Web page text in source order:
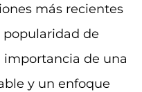
más recientes
popularidad de
de una
y un enfoque